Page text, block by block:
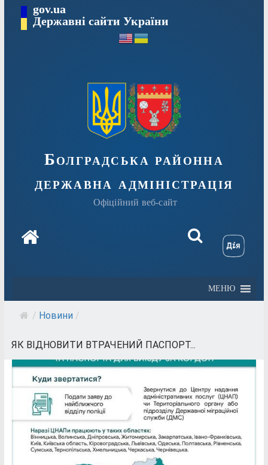
Перейтиgov.ua
Державні сайти України
Болградська районна
державна адміністрація
Офіційний веб-сайт
МЕНЮ
/ Новини /
ЯК ВІДНОВИТИ ВТРАЧЕНИЙ ПАСПОРТ...